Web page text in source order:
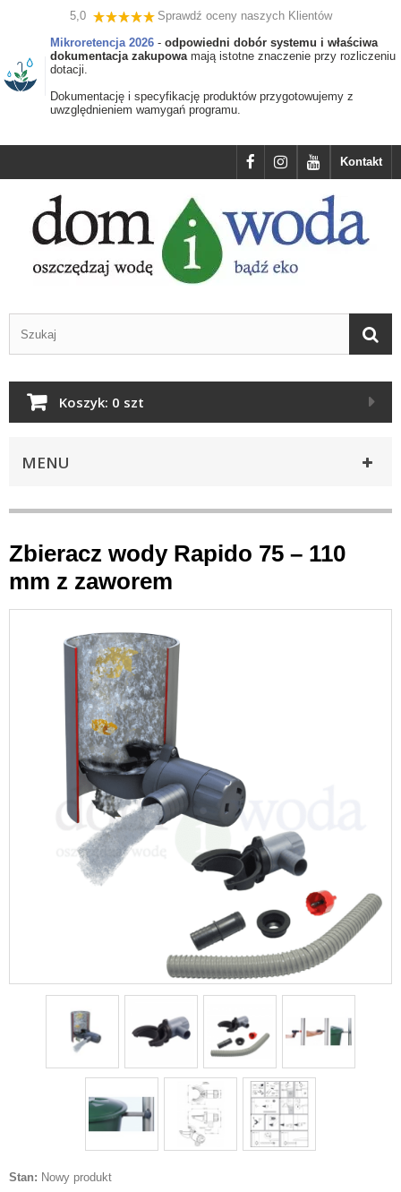
5,0
Sprawdź oceny naszych Klientów
Mikroretencja 2026 - odpowiedni dobór systemu i właściwa
dokumentacja zakupowamają istotne znaczenie przy rozliczeniu
dotacji.
Dokumentację i specyfikację produktów przygotowujemy z
uwzględnieniem wamygań programu.
Kontakt
Koszyk: 0 szt
MENU
Zbieracz wody Rapido 75 – 110
mm z zaworem
Stan: Nowy produkt